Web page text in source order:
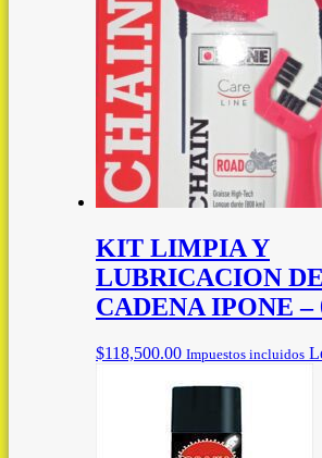
KIT LIMPIA Y
LUBRICACION DE
CADENA IPONE –
$118,500.00 Impuestos incluidos